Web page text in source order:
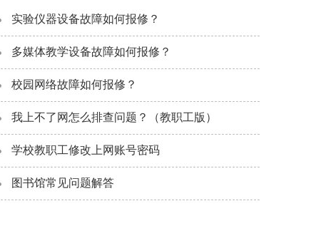
实验仪器设备故障如何报修？
多媒体教学设备故障如何报修？
校园网络故障如何报修？
我上不了网怎么排查问题？（教职工版）
学校教职工修改上网账号密码
图书馆常见问题解答